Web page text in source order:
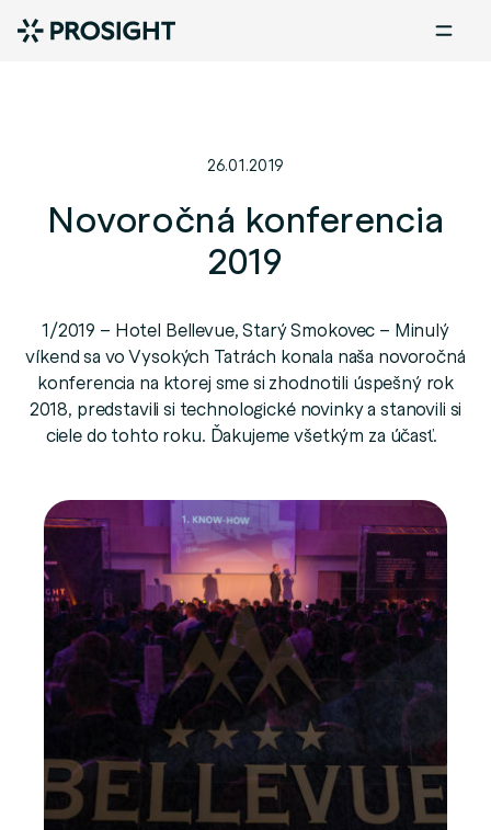
26.01.2019
Novoročná konferencia
2019
1/2019 – Hotel Bellevue, Starý Smokovec – Minulý
víkend sa vo Vysokých Tatrách konala naša novoročná
konferencia na ktorej sme si zhodnotili úspešný rok
2018, predstavili si technologické novinky a stanovili si
ciele do tohto roku. Ďakujeme všetkým za účasť.